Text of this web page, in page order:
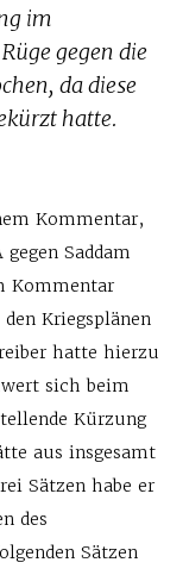
im
gegen die
da diese
hatte.
Kommentar,
Saddam
Kommentar
Kriegsplänen
hatte hierzu
sich beim
Kürzung
aus insgesamt
Sätzen habe er
des
Sätzen